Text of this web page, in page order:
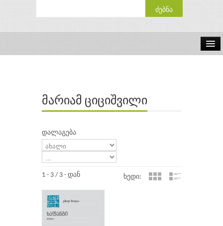
ავტორებიმარიამ ციციშვილი
დალაგება
1 - 3 / 3 - დან ხედი: